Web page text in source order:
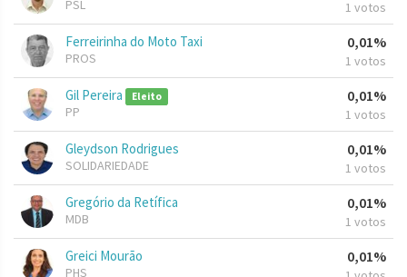
PSL 1 votos
Ferreirinha do Moto Taxi
PROS
0,01%
1 votos
Gil Pereira Eleito
PP
0,01%
1 votos
Gleydson Rodrigues
SOLIDARIEDADE
0,01%
1 votos
Gregório da Retífica
MDB
0,01%
1 votos
Greici Mourão
PHS
0,01%